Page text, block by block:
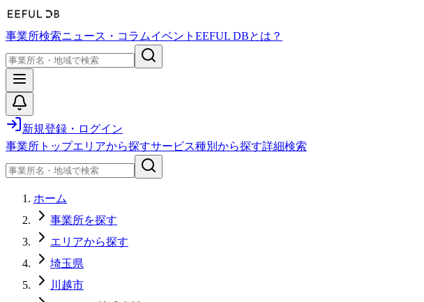
事業所検索ニュース・コラムイベント EEFUL DBとは？
新規登録・ログイン
事業所トップエリアから探すサービス種別から探す詳細検索
ホーム
事業所を探す
エリアから探す
埼玉県
川越市